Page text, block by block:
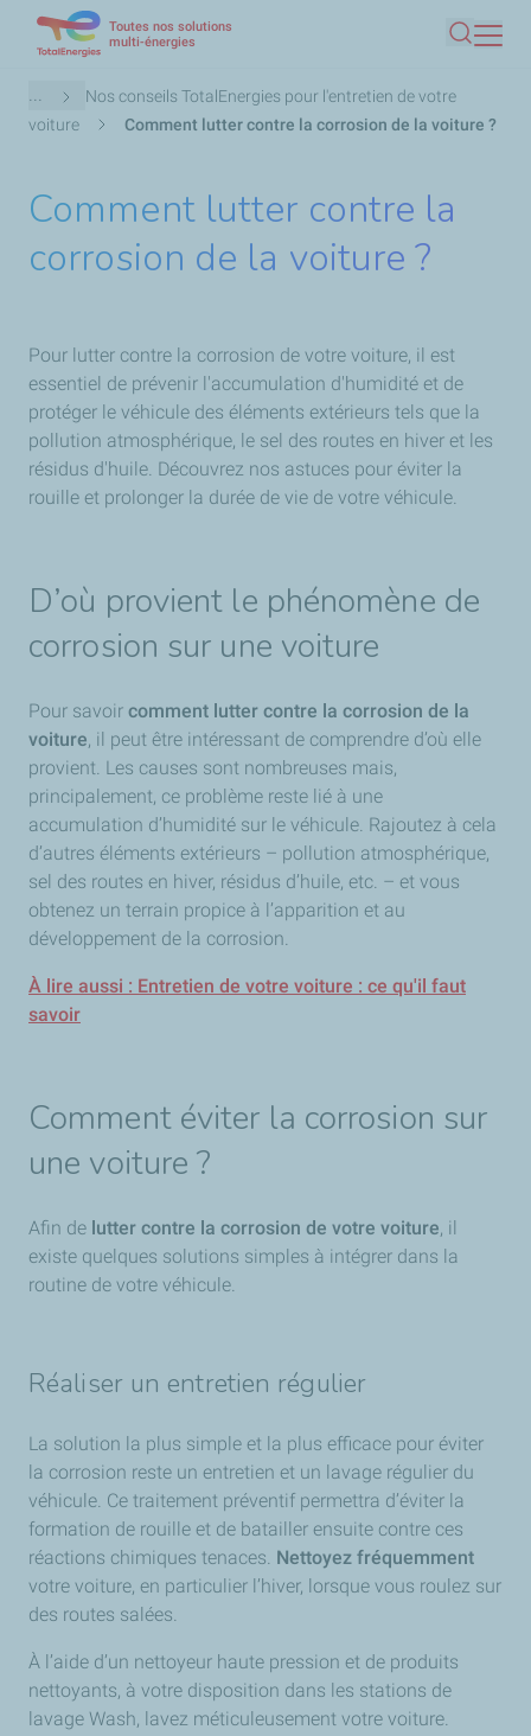
contenu
principal
Toutes nos solutions
multi-énergies
Fil
d'Ariane
...
Nos conseils TotalEnergies pour l'entretien de votre
voiture
Comment lutter contre la corrosion de la voiture ?
Comment lutter contre la
corrosion de la voiture ?
Pour lutter contre la corrosion de votre voiture, il est
essentiel de prévenir l'accumulation d'humidité et de
protéger le véhicule des éléments extérieurs tels que la
pollution atmosphérique, le sel des routes en hiver et les
résidus d'huile. Découvrez nos astuces pour éviter la
rouille et prolonger la durée de vie de votre véhicule.
D’où provient le phénomène de
corrosion sur une voiture
Pour savoir comment lutter contre la corrosion de la
voiture, il peut être intéressant de comprendre d’où elle
provient. Les causes sont nombreuses mais,
principalement, ce problème reste lié à une
accumulation d’humidité sur le véhicule. Rajoutez à cela
d’autres éléments extérieurs – pollution atmosphérique,
sel des routes en hiver, résidus d’huile, etc. – et vous
obtenez un terrain propice à l’apparition et au
développement de la corrosion.
À lire aussi : Entretien de votre voiture : ce qu'il faut
savoir
Comment éviter la corrosion sur
une voiture ?
Afin de lutter contre la corrosion de votre voiture, il
existe quelques solutions simples à intégrer dans la
routine de votre véhicule.
Réaliser un entretien régulier
La solution la plus simple et la plus efficace pour éviter
la corrosion reste un entretien et un lavage régulier du
véhicule. Ce traitement préventif permettra d’éviter la
formation de rouille et de batailler ensuite contre ces
réactions chimiques tenaces. Nettoyez fréquemment
votre voiture, en particulier l’hiver, lorsque vous roulez sur
des routes salées.
À l’aide d’un nettoyeur haute pression et de produits
nettoyants, à votre disposition dans les stations de
lavage Wash, lavez méticuleusement votre voiture.